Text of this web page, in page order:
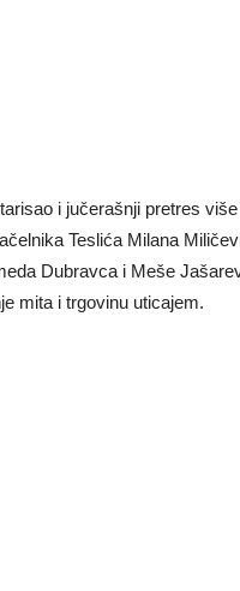
i jučerašnji pretres
Teslića Milana
Dubravca i Meše
mita i trgovinu uticajem.